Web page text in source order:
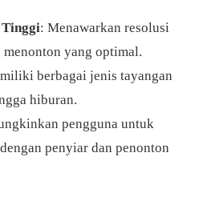
: Menawarkan resolusi
yang optimal.
berbagai jenis tayangan
hiburan.
pengguna untuk
penyiar dan penonton